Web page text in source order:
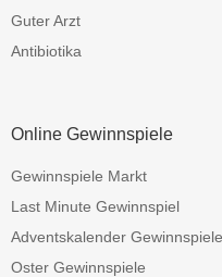
Guter Arzt
Antibiotika
Online Gewinnspiele
Gewinnspiele Markt
Last Minute Gewinnspiel
Adventskalender Gewinnspiele
Oster Gewinnspiele